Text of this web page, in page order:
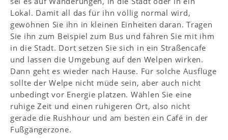
Lokal. Damit all das für ihn völlig normal wird,
gewöhnen Sie ihn in kleinen Einheiten daran. Tragen
Sie ihn zum Beispiel zum Bus und fahren Sie mit ihm
in die Stadt. Dort setzen Sie sich in ein Straßencafe
und lassen die Umgebung auf den Welpen wirken.
Dann geht es wieder nach Hause. Für solche Ausflüge
sollte der Welpe nicht müde sein, aber auch nicht
unbedingt vor Energie platzen. Wählen Sie eine
ruhige Zeit und einen ruhigeren Ort, also nicht
gerade die Rushhour und am besten ein Café in der
Fußgängerzone.